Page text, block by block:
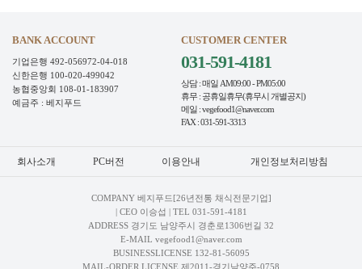
BANK ACCOUNT
기업은행 492-056972-04-018
신한은행 100-020-499042
농협중앙회 108-01-183907
예금주 : 베지푸드
CUSTOMER CENTER
031-591-4181
상담 : 매일 AM09:00 - PM05:00
휴무 : 공휴일휴무(휴무시 개별공지)
메일 : vegefood1@naver.com
FAX : 031-591-3313
회사소개 PC버전 이용안내 개인정보처리방침
COMPANY 베지푸드[26년전통 채식전문기업]
| CEO 이승섭 | TEL 031-591-4181
ADDRESS 경기도 남양주시 경춘로1306번길 32
E-MAIL vegefood1@naver.com
BUSINESSLICENSE 132-81-56095
MAIL-ORDER LICENSE 제2011-경기남양주-0758